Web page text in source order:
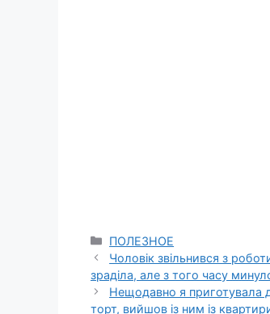
Categories
ПОЛЕЗНОЕ
Чоловік звільнився з
зраділа, але з того часу
Нещодавно я приготувала
торт, вийшов із ним із